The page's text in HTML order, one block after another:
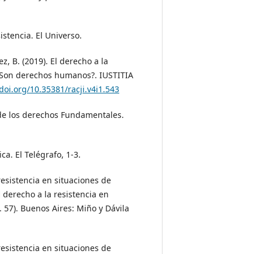
El Universo.
B. (2019). El derecho a la
derechos humanos?. IUSTITIA
10.35381/racji.v4i1.543
los derechos Fundamentales.
El Telégrafo, 1-3.
en situaciones de
a la resistencia en
Buenos Aires: Miño y Dávila
en situaciones de